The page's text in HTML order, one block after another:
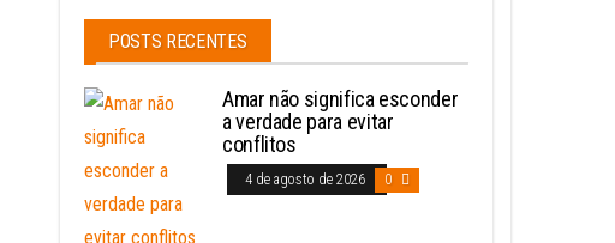
POSTS RECENTES
Amar não significa esconder
a verdade para evitar
conflitos
4 de agosto de 2026 0